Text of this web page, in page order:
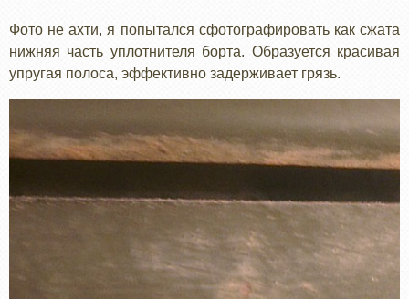
Фото не ахти, я попытался сфотографировать как сжата
нижняя часть уплотнителя борта. Образуется красивая
упругая полоса, эффективно задерживает грязь.